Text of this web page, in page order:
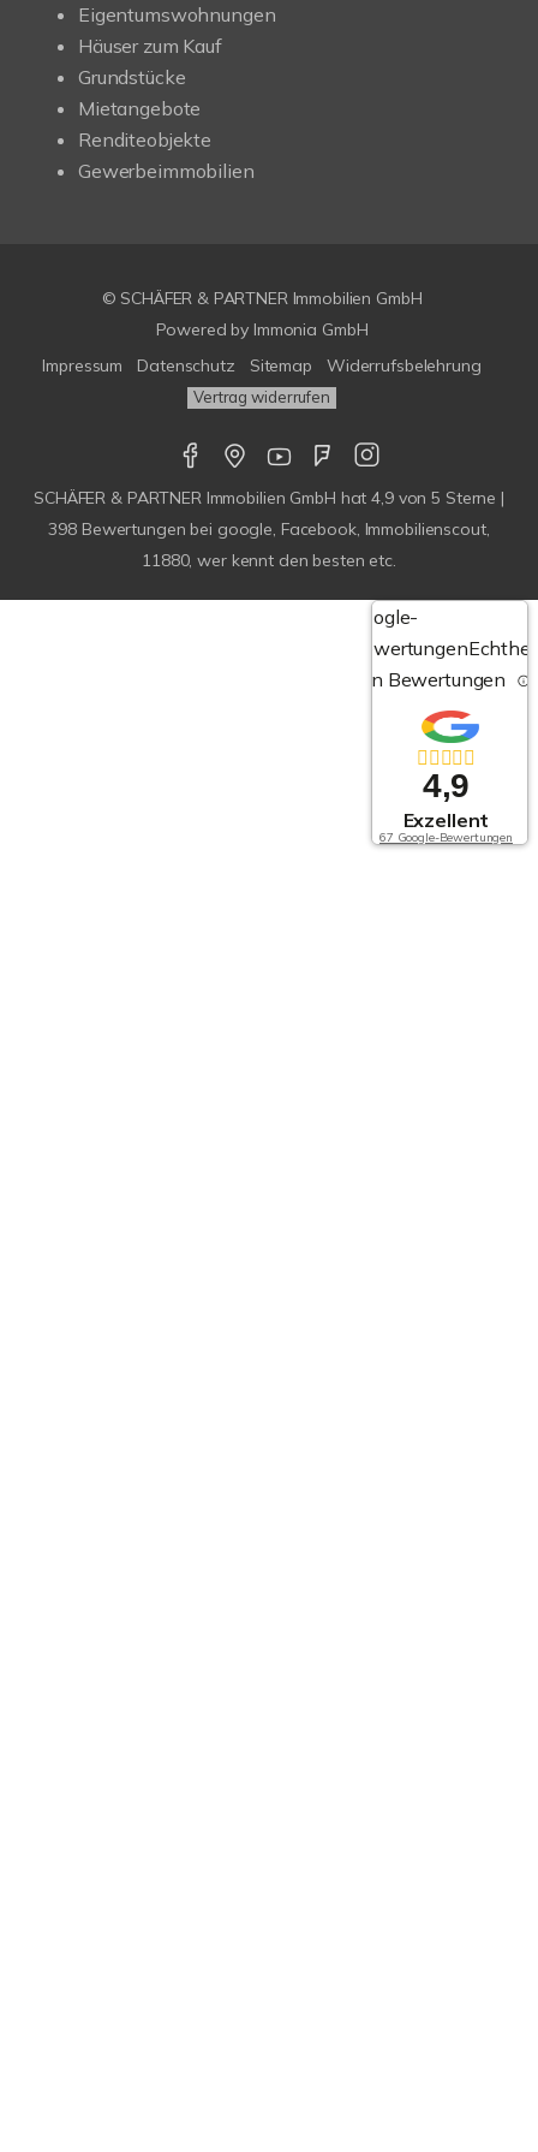
Eigentumswohnungen
Häuser zum Kauf
Grundstücke
Mietangebote
Renditeobjekte
Gewerbeimmobilien
© SCHÄFER & PARTNER Immobilien GmbH
Powered by Immonia GmbH
Impressum
Datenschutz Sitemap Widerrufsbelehrung
Vertrag widerrufen
SCHÄFER & PARTNER Immobilien GmbH hat4,9von5 Sterne |
398 Bewertungen bei google, Facebook, Immobilienscout,
11880, wer kennt den besten etc.
Google-
Bewertungen
von Bewertungen
4,9
Exzellent
67 Google-Bewertungen